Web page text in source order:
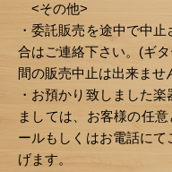
<その他>
・委託販売を途中で中
合はご連絡下さい。(ギ
間の販売中止は出来ませ
・お預かり致しました
ましては、お客様の任
ールもしくはお電話に
げます。